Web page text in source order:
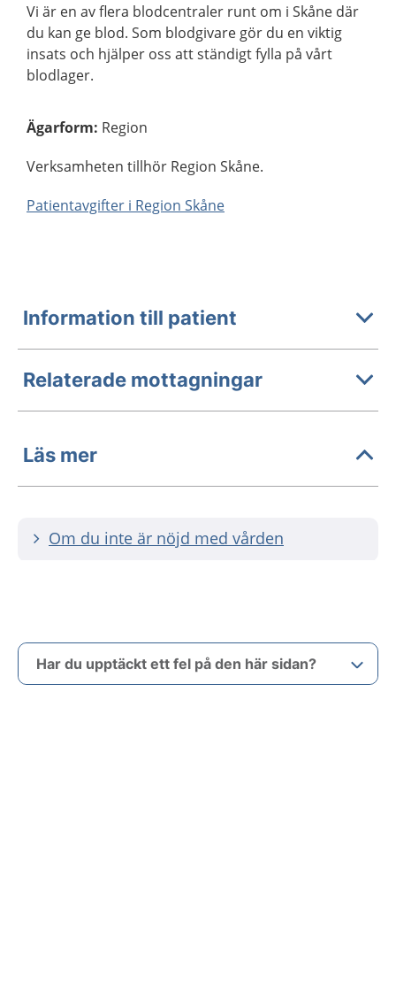
Vi är en av flera blodcentraler runt om i Skåne där
du kan ge blod. Som blodgivare gör du en viktig
insats och hjälper oss att ständigt fylla på vårt
blodlager.
Ägarform: Region
Verksamheten tillhör Region Skåne.
Patientavgifter i Region Skåne
Information till patient
Relaterade mottagningar
Läs mer
Om du inte är nöjd med vården
Har du upptäckt ett fel på den här sidan?